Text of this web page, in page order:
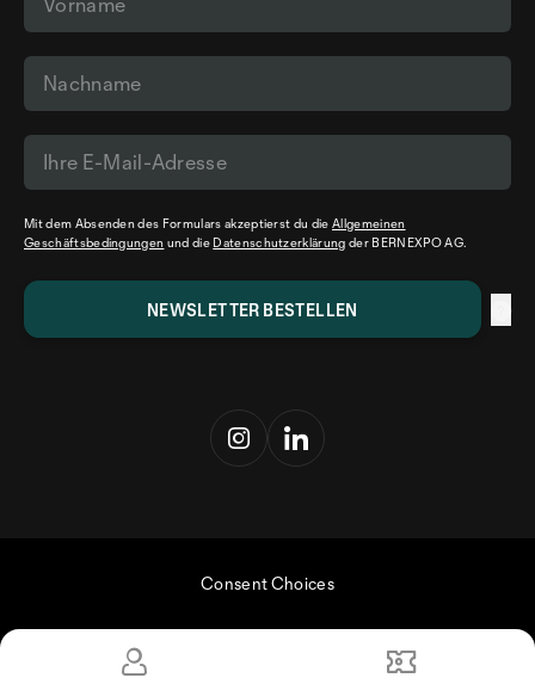
Mit dem Absenden des Formulars akzeptierst du dieAllgemeinen
Geschäftsbedingungen und die Datenschutzerklärung der BERNEXPO AG.
Consent Choices